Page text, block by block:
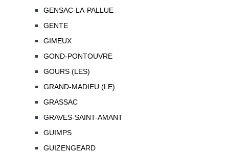
GENSAC-LA-PALLUE
GENTE
GIMEUX
GOND-PONTOUVRE
GOURS (LES)
GRAND-MADIEU (LE)
GRASSAC
GRAVES-SAINT-AMANT
GUIMPS
GUIZENGEARD